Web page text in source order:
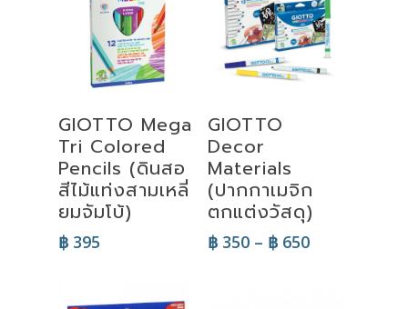
Read More
GIOTTO Mega
Tri Colored
Pencils (ดินสอ
สีไม้แท่งสามเหลี่
ยมจัมโบ้)
฿ 395
Select
Options
GIOTTO
Decor
Materials
(ปากกาเมจิก
ตกแต่งวัสดุ)
฿350 – ฿650Price